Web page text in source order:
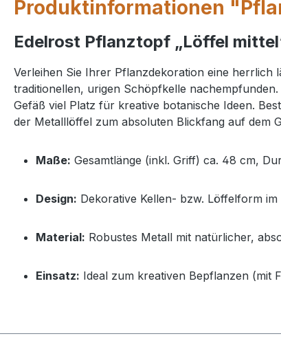
Produktinformationen
Edelrost Pflanztopf „Löffel
Verleihen Sie Ihrer Pflanzdekoration eine herrlich
traditionellen, urigen Schöpfkelle
Gefäß viel Platz für kreative botanische Ideen.
der Metalllöffel zum absoluten Blickfang auf dem
Maße: Gesamtlänge (inkl. Griff) ca. 48 cm,
Design: Dekorative Kellen- bzw. Löffelform
Material: Robustes Metall mit natürlicher,
Einsatz: Ideal zum kreativen Bepflanzen (mit